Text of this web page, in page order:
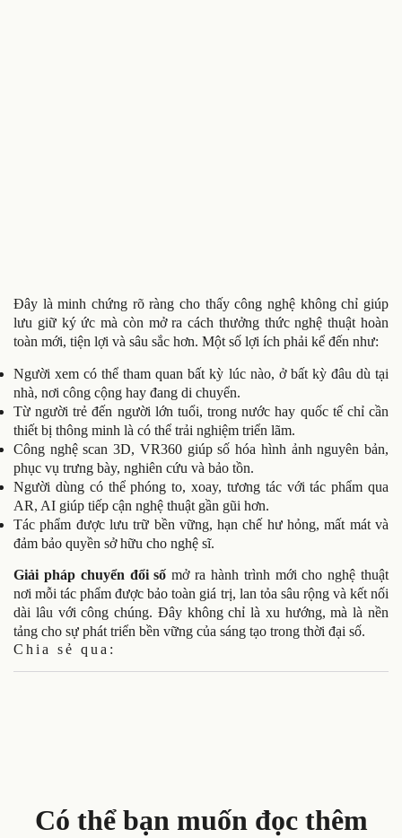
Đây là minh chứng rõ ràng cho thấy công nghệ không chỉ giúp
lưu giữ ký ức mà còn mở ra cách thưởng thức nghệ thuật hoàn
toàn mới, tiện lợi và sâu sắc hơn. Một số lợi ích phải kể đến như:
Người xem có thể tham quan bất kỳ lúc nào, ở bất kỳ đâu dù tại
nhà, nơi công cộng hay đang di chuyển.
Từ người trẻ đến người lớn tuổi, trong nước hay quốc tế chỉ cần
thiết bị thông minh là có thể trải nghiệm triển lãm.
Công nghệ scan 3D, VR360 giúp số hóa hình ảnh nguyên bản,
phục vụ trưng bày, nghiên cứu và bảo tồn.
Người dùng có thể phóng to, xoay, tương tác với tác phẩm qua
AR, AI giúp tiếp cận nghệ thuật gần gũi hơn.
Tác phẩm được lưu trữ bền vững, hạn chế hư hỏng, mất mát và
đảm bảo quyền sở hữu cho nghệ sĩ.
Giải pháp chuyển đổi số mở ra hành trình mới cho nghệ thuật
nơi mỗi tác phẩm được bảo toàn giá trị, lan tỏa sâu rộng và kết nối
dài lâu với công chúng. Đây không chỉ là xu hướng, mà là nền
tảng cho sự phát triển bền vững của sáng tạo trong thời đại số.
Chia sẻ qua:
Có thể bạn muốn đọc thêm